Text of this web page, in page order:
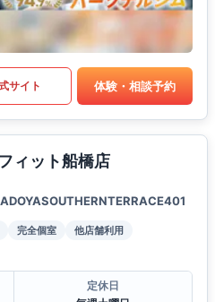
サイト 体験・相談予約
ィット船橋店
完全個室
他店舗利用
定休日